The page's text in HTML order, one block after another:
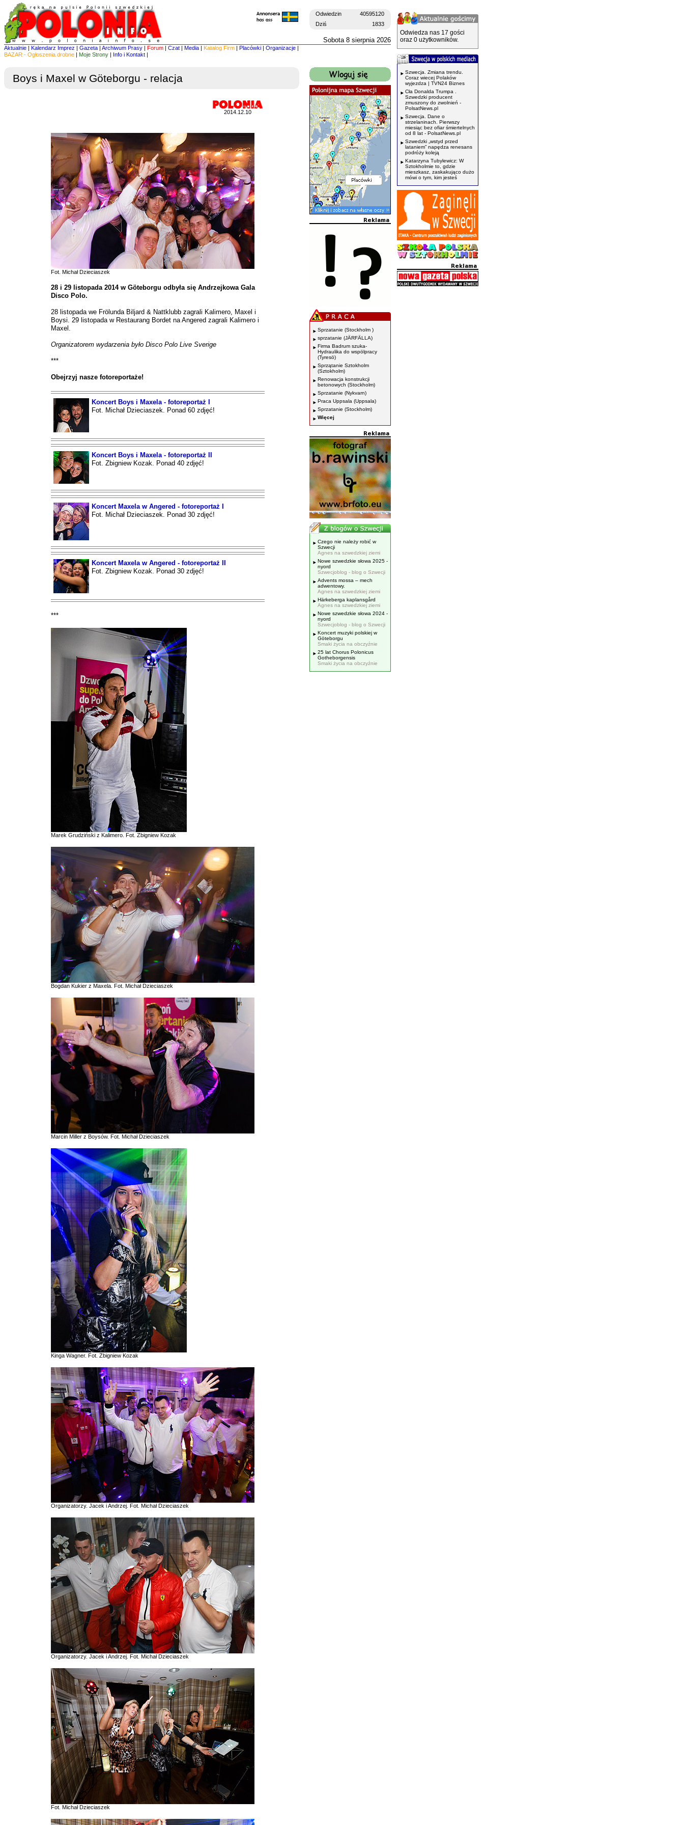
Odwiedzin
40595120
Dziś
1833
Sobota 8 sierpnia 2026
Aktualnie | Kalendarz Imprez | Gazeta | Archiwum Prasy | Forum | Czat | Media | Katalog Firm | Placówki | Organizacje |
BAZAR - Ogłoszenia drobne | Moje Strony | Info i Kontakt |
Boys i Maxel w Göteborgu - relacja
2014.12.10
Fot. Michał Dzieciaszek
28 i 29 listopada 2014 w Göteborgu odbyła się Andrzejkowa Gala
Disco Polo.
28 listopada we Frölunda Biljard & Nattklubb zagrali Kalimero, Maxel i
Boysi. 29 listopada w Restaurang Bordet na Angered zagrali Kalimero i
Maxel.
Organizatorem wydarzenia było Disco Polo Live Sverige
***
Obejrzyj nasze fotoreportaże!
Koncert Boys i Maxela - fotoreportaż I
Fot. Michał Dzieciaszek. Ponad 60 zdjęć!
Koncert Boys i Maxela - fotoreportaż II
Fot. Zbigniew Kozak. Ponad 40 zdjęć!
Koncert Maxela w Angered - fotoreportaż I
Fot. Michał Dzieciaszek. Ponad 30 zdjęć!
Koncert Maxela w Angered - fotoreportaż II
Fot. Zbigniew Kozak. Ponad 30 zdjęć!
***
Marek Grudziński z Kalimero. Fot. Zbigniew Kozak
Bogdan Kukier z Maxela. Fot. Michał Dzieciaszek
Marcin Miller z Boysów. Fot. Michał Dzieciaszek
Kinga Wagner. Fot. Zbigniew Kozak
Organizatorzy. Jacek i Andrzej. Fot. Michał Dzieciaszek
Organizatorzy. Jacek i Andrzej. Fot. Michał Dzieciaszek
Fot. Michał Dzieciaszek
Sprzatanie (Stockholm )
sprzatanie (JÄRFÄLLA)
Firma Badrum szuka-
Hydraulika do wspölpracy
(Tyresö)
Sprzątanie Sztokholm
(Sztokholm)
Renowacja konstrukcji
betonowych (Stockholm)
Sprzatanie (Nykvarn)
Praca Uppsala (Uppsala)
Sprzatanie (Stockholm)
Więcej
Czego nie należy robić w
Szwecji
Agnes na szwedzkiej ziemi
Nowe szwedzkie słowa 2025 -
nyord
Szwecjoblog - blog o Szwecji
Advents mossa – mech
adwentowy.
Agnes na szwedzkiej ziemi
Härkeberga kaplansgård
Agnes na szwedzkiej ziemi
Nowe szwedzkie słowa 2024 -
nyord
Szwecjoblog - blog o Szwecji
Koncert muzyki polskiej w
Göteborgu
Smaki życia na obczyźnie
25 lat Chorus Polonicus
Gotheborgensis
Smaki życia na obczyźnie
Odwiedza nas 17 gości
oraz 0 użytkowników.
Szwecja. Zmiana trendu.
Coraz wiecej Polaków
wyjezdza | TVN24 Biznes
Cła Donalda Trumpa .
Szwedzki producent
zmuszony do zwolnień -
PolsatNews.pl
Szwecja. Dane o
strzelaninach. Pierwszy
miesiąc bez ofiar śmiertelnych
od 8 lat - PolsatNews.pl
Szwedzki „wstyd przed
lataniem” napędza renesans
podróży koleją
Katarzyna Tubylewicz: W
Sztokholmie to, gdzie
mieszkasz, zaskakująco dużo
mówi o tym, kim jesteś